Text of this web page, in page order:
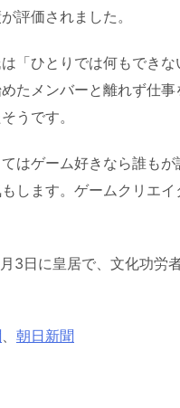
評価されました。
「ひとりでは何もでき
たメンバーと離れず仕
うです。
はゲーム好きなら誰も
します。ゲームクリエ
3日に皇居で、文化功労
、 朝日新聞